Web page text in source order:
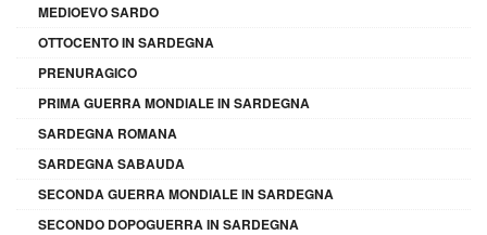
MEDIOEVO SARDO
OTTOCENTO IN SARDEGNA
PRENURAGICO
PRIMA GUERRA MONDIALE IN SARDEGNA
SARDEGNA ROMANA
SARDEGNA SABAUDA
SECONDA GUERRA MONDIALE IN SARDEGNA
SECONDO DOPOGUERRA IN SARDEGNA